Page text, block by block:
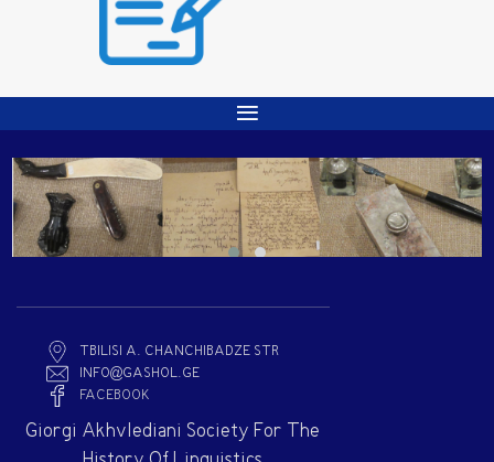
TBILISI A. CHANCHIBADZE STR
INFO@GASHOL.GE
FACEBOOK
Giorgi Akhvlediani Society For The